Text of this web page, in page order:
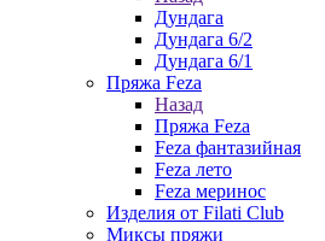
Дундага
Дундага 6/2
Дундага 6/1
Пряжа Feza
Назад
Пряжа Feza
Feza фантазийная
Feza лето
Feza меринос
Изделия от Filati Club
Миксы пряжи